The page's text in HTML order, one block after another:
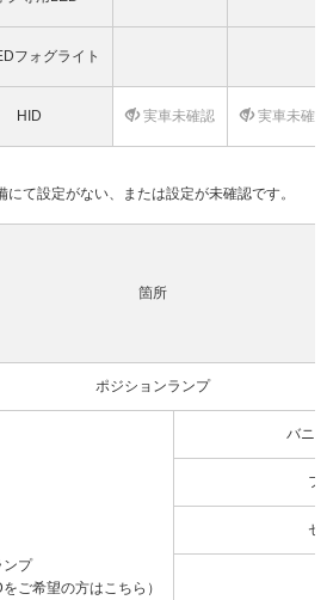
フォグライト
HID 実車未確認 実車未確
て設定がない、または設定が未確認です。
箇所
ポジションランプ
ンプ
ご希望の方はこちら）
バニ
フ
セ